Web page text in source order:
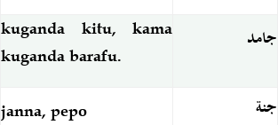
kuganda kitu, kama
kuganda barafu.
جامد
janna, pepo جنة